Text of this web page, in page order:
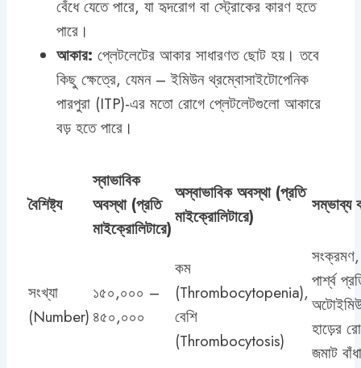
বেঁধে যেতে পারে, যা হৃদরোগ বা স্ট্রোকের কারণ হতে
পারে।
আকার: প্লেটলেটের আকার সাধারণত ছোট হয়। তবে
কিছু ক্ষেত্রে, যেমন – ইমিউন থ্রম্বোসাইটোপেনিক
পারপুরা (ITP)-এর মতো রোগে প্লেটলেটগুলো আকারে
বড় হতে পারে।
বৈশিষ্ট্য
স্বাভাবিক
অবস্থা (প্রতি
মাইক্রোলিটারে)
অস্বাভাবিক অবস্থা (প্রতি
মাইক্রোলিটারে)
সম্ভাব্য
সংখ্যা
(Number)
১৫০,০০০ –
৪৫০,০০০
কম
(Thrombocytopenia),
বেশি
(Thrombocytosis)
পার্শ্ব
হাড়ের
জমাট